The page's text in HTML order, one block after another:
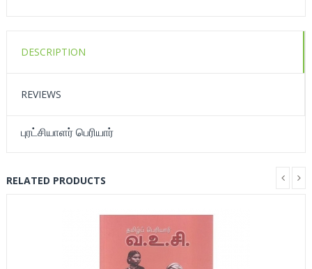
DESCRIPTION
REVIEWS
புரட்சியாளர் பெரியார்
RELATED PRODUCTS